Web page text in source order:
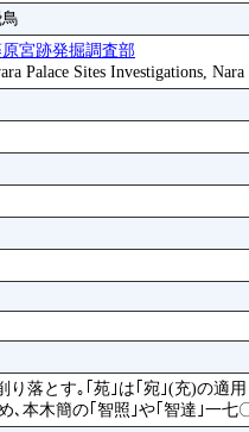
宮跡発掘調査部
Palace Sites Investigations,
り落とす｡｢苑｣は｢宛｣(充)の適
､本木簡の｢智照｣や｢智達｣一